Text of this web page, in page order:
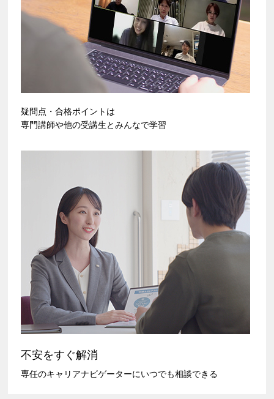
疑問点・合格ポイントは
専門講師や他の受講生とみんなで学習
不安をすぐ解消
専任のキャリアナビゲーターにいつでも相談できる